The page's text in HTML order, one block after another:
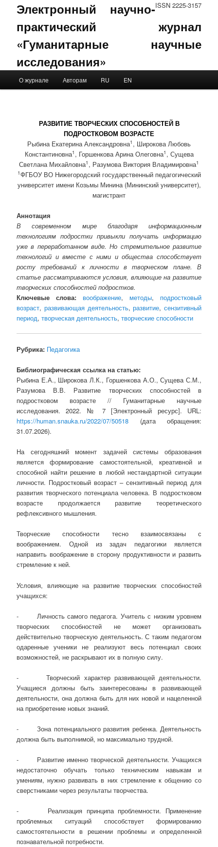
ISSN 2225-3157
Электронный научно-
практический журнал
«Гуманитарные научные
исследования»
Skip to primary content
Skip to secondary content
О журнале Авторам RU EN
РАЗВИТИЕ ТВОРЧЕСКИХ СПОСОБНОСТЕЙ В
ПОДРОСТКОВОМ ВОЗРАСТЕ
Рыбина Екатерина Александровна1 , Широкова Любовь
Константиновна1 , Горшенкова Арина Олеговна1 , Сущева
Светлана Михайловна1 , Разумова Виктория Владимировна1
1ФГБОУ ВО Нижегородский государственный педагогический
университет имени Козьмы Минина (Мининский университет),
магистрант
Аннотация
В современном мире благодаря информационным
технологиям подростки привыкли получать информацию
уже в переработанном виде. Но стремительное развитие
технологий и вместе с ними и общества способствует
росту требований к личности в творческом плане. В
статье рассматриваются условия, влияющие на развитие
творческих способностей подростков.
Ключевые слова:
воображение, методы, подростковый
возраст, развивающая деятельность,развитие, сензитивный
период,творческая деятельность,творческие способности
Рубрика: Педагогика
Библиографическая ссылка на статью:
Рыбина Е.А., Широкова Л.К., Горшенкова А.О., Сущева С.М.,
Разумова В.В. Развитие творческих способностей в
подростковом возрасте // Гуманитарные научные
исследования. 2022. № 7 [Электронный ресурс]. URL:
https://human.snauka.ru/2022/07/50518 (дата обращения:
31.07.2026).
На сегодняшний момент задачей системы образования
является формирование самостоятельной, креативной и
способной найти решение в любой нестандартной ситуации
личности. Подростковый возраст – сензитивный период для
развития творческого потенциала человека. В подростковом
возрасте продолжается развитие теоретического
рефлексивного мышления.
Творческие способности тесно взаимосвязаны с
воображением. Одной из задач педагогики является
направить воображение в сторону продуктивности и развить
стремление к ней.
Условия, влияющие на развитие творческих способностей
учащихся:
- Личность самого педагога. Учитель с низким уровнем
творческих способностей не может организовать
действительно творческую деятельность. С таким педагогом
одаренные ученики не реализуют весь потенциал своих
возможностей, не раскрывают их в полную силу.
- Творческий характер развивающей деятельности.
Учащиеся должны быть заинтересованы в развивающей
деятельности, она должна быть для них новой и нацеленной
на приобретение новых знаний.
- Зона потенциального развития ребенка. Деятельность
должна быть выполнимой, но максимально трудной.
- Развитие именно творческой деятельности. Учащихся
недостаточно обучать только техническим навыкам и
умениям, нужно развивать в них стремление к общению со
сверстниками через результаты творчества.
- Реализация принципа проблемности. Применение
проблемных ситуаций способствует формированию
самостоятельности в решении проблемы и определенной
познавательной потребности.